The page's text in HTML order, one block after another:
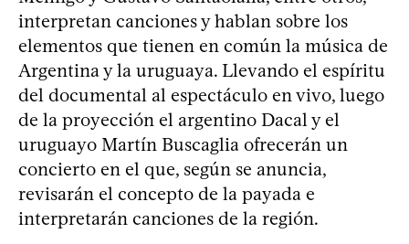
interpretan canciones y hablan sobre los
elementos que tienen en común la música de
Argentina y la uruguaya. Llevando el espíritu
del documental al espectáculo en vivo, luego
de la proyección el argentino Dacal y el
uruguayo Martín Buscaglia ofrecerán un
concierto en el que, según se anuncia,
revisarán el concepto de la payada e
interpretarán canciones de la región.